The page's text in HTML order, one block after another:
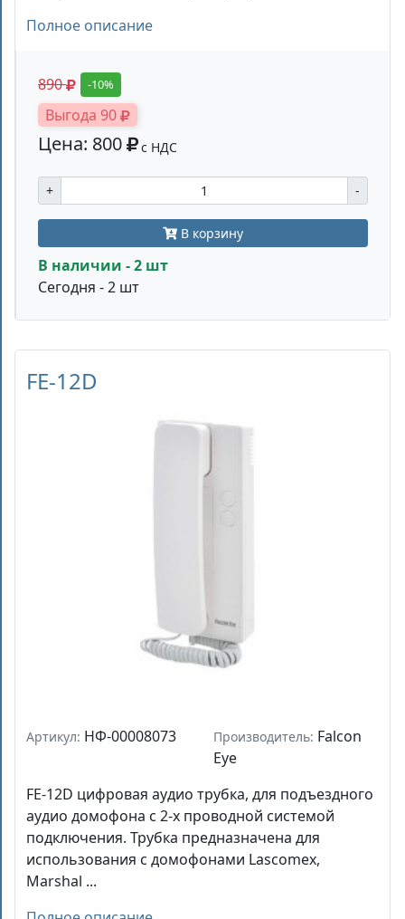
Полное описание
890 -10%
Выгода 90
Цена: 800 с НДС
+ -
В корзину
В наличии - 2 шт
Сегодня - 2 шт
FE-12D
Артикул: НФ-00008073 Производитель: Falcon
Eye
FE-12D цифровая аудио трубка, для подъездного
аудио домофона с 2-х проводной системой
подключения. Трубка предназначена для
использования с домофонами Lascomex,
Marshal ...